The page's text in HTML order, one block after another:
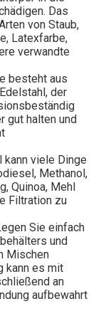
Das
von Staub,
Latexfarbe,
verwandte
besteht aus
der
gut halten und
viele Dinge
Methanol,
Quinoa, Mehl
Filtration zu
Sie einfach
und
Mischen
kann es mit
an
aufbewahrt